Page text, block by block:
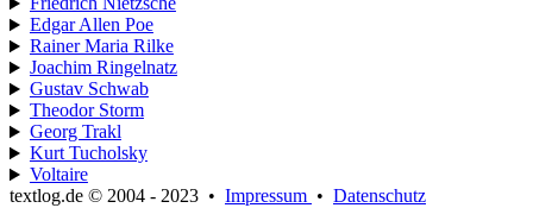
Edgar Allen Poe
Rainer Maria Rilke
Joachim Ringelnatz
Gustav Schwab
Theodor Storm
Georg Trakl
Kurt Tucholsky
Voltaire
textlog.de © 2004 - 2023 • Impressum • Datenschutz